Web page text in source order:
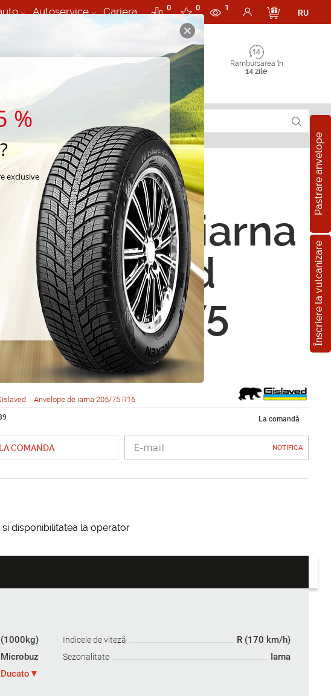
Autoservice Cariera 0 0 1
RU
Rambursarea în
14 zile
Pastrare anvelope
Înscriere la vulcanizare
de iarna
Nord
C 205/75
108R
Anvelope de iarna 205/75 R16
La comandă
LA COMANDA NOTIFICA
disponibilitatea la operator
Indicele de viteză R (170 km/h)
Sezonalitate Iarna
%
exclusive